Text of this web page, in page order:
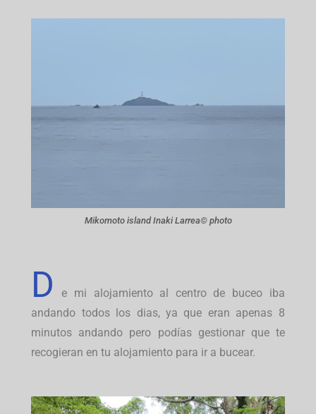
Mikomoto island Inaki Larrea© photo
D
e mi alojamiento al centro de buceo iba
andando todos los dias, ya que eran apenas 8
minutos andando pero podías gestionar que te
recogieran en tu alojamiento para ir a bucear.